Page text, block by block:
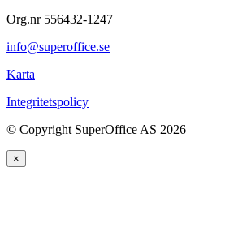
Org.nr 556432-1247
info@superoffice.se
Karta
Integritetspolicy
© Copyright SuperOffice AS 2026
×